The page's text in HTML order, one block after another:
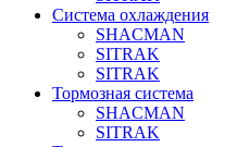
Система охлаждения
SHACMAN
SITRAK
SITRAK
Тормозная система
SHACMAN
SITRAK